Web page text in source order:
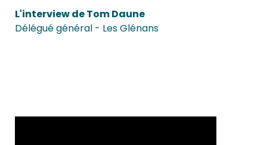
L'interview de Tom Daune
Délégué général - Les Glénans